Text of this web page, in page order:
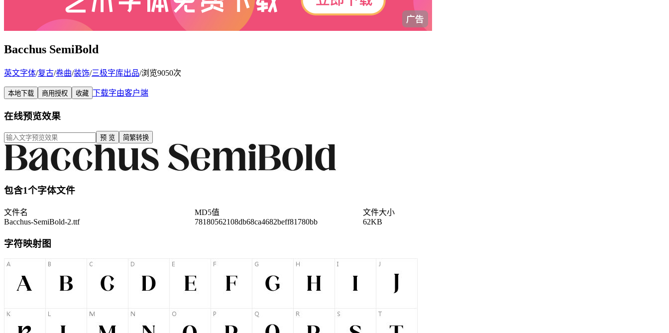
Bacchus SemiBold
英文字体/复古/卷曲/装饰/三极字库出品/浏览9050次
本地下载 商用授权 收藏 下载字由客户端
在线预览效果
预 览 简繁转换
包含1个字体文件
文件名 MD5值
文件大小
Bacchus-SemiBold-2.ttf
78180562108db68ca4682beff81780bb 62KB
字符映射图